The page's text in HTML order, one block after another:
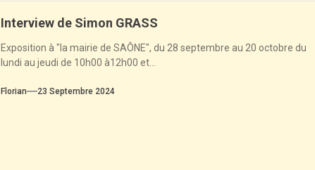
Interview de Simon GRASS
Exposition à "la mairie de SAÔNE", du 28 septembre au 20 octobre du
lundi au jeudi de 10h00 à12h00 et...
Florian 23 Septembre 2024